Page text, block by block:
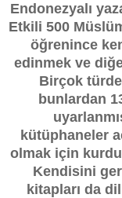
Endonezyalı
Etkili 500
öğrenince
edinmek ve
Birçok
bunlardan
kütüphaneler
olmak için
Kendisini
kitapları da